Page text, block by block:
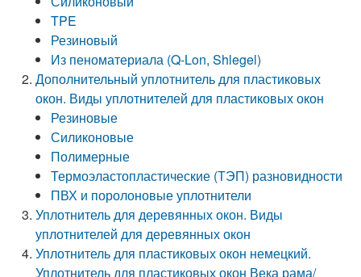
TPE
Резиновый
Из пеноматериала (Q-Lon, Shlegel)
Дополнительный уплотнитель для пластиковых
окон. Виды уплотнителей для пластиковых окон
Резиновые
Силиконовые
Полимерные
Термоэластопластические (ТЭП) разновидности
ПВХ и поролоновые уплотнители
Уплотнитель для деревянных окон. Виды
уплотнителей для деревянных окон
Уплотнитель для пластиковых окон немецкий.
Уплотнитель для пластиковых окон Века рама/